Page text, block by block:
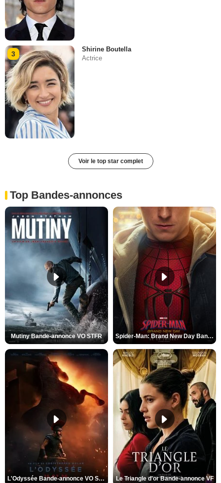
3
Shirine Boutella
Actrice
Voir le top star complet
Top Bandes-annonces
Mutiny Bande-annonce VO STFR Spider-Man: Brand New Day Bande-annonce VO STFR
L'Odyssée Bande-annonce VO STFR Le Triangle d'or Bande-annonce VF